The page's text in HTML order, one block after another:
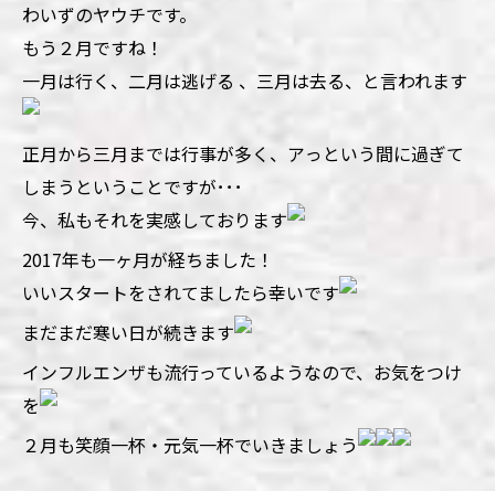
わいずのヤウチです。
もう２月ですね！
一月は行く、二月は逃げる 、三月は去る、と言われます
正月から三月までは行事が多く、アっという間に過ぎて
しまうということですが･･･
今、私もそれを実感しております
2017年も一ヶ月が経ちました！
いいスタートをされてましたら幸いです
まだまだ寒い日が続きます
インフルエンザも流行っているようなので、お気をつけ
を
２月も笑顔一杯・元気一杯でいきましょう